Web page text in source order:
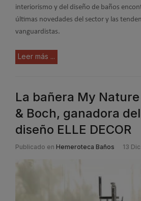
interiorismo y del diseño de baños
últimas novedades del sector y las
vanguardistas.
Leer más ...
La bañera My
& Boch, ganadora
diseño ELLE DECOR
Publicado en Hemeroteca Baños 13